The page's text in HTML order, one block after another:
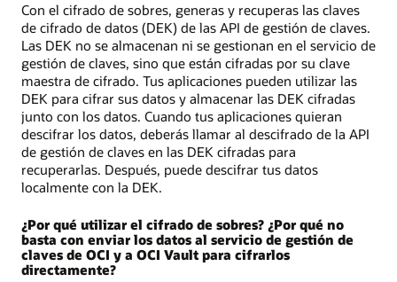
Con el cifrado de sobres, generas y recuperas las claves
de cifrado de datos (DEK) de las API de gestión de claves.
Las DEK no se almacenan ni se gestionan en el servicio de
gestión de claves, sino que están cifradas por su clave
maestra de cifrado. Tus aplicaciones pueden utilizar las
DEK para cifrar sus datos y almacenar las DEK cifradas
junto con los datos. Cuando tus aplicaciones quieran
descifrar los datos, deberás llamar al descifrado de la API
de gestión de claves en las DEK cifradas para
recuperarlas. Después, puede descifrar tus datos
localmente con la DEK.
¿Por qué utilizar el cifrado de sobres? ¿Por qué no
basta con enviar los datos al servicio de gestión de
claves de OCI y a OCI Vault para cifrarlos
directamente?